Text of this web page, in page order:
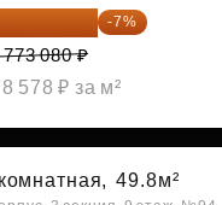
618 964 ₽ -7%
773 080 ₽
578 ₽ за м²
49.8м²